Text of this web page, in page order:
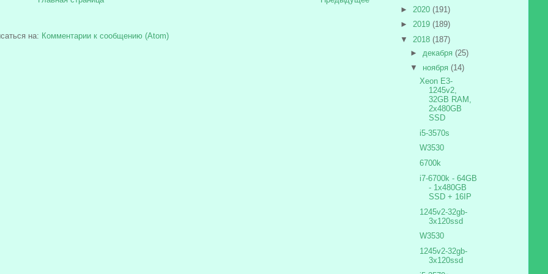
на: Комментарии к сообщению (Atom)
► 2020 (191)
► 2019 (189)
▼ 2018 (187)
► декабря (25)
▼ ноября (14)
Xeon E3-
1245v2,
32GB RAM,
2x480GB
SSD
i5-3570s
W3530
6700k
i7-6700k - 64GB
- 1x480GB
SSD + 16IP
1245v2-32gb-
3x120ssd
W3530
1245v2-32gb-
3x120ssd